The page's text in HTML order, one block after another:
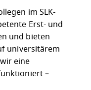
im SLK-
Erst- und
und bieten
universitärem
eine
–